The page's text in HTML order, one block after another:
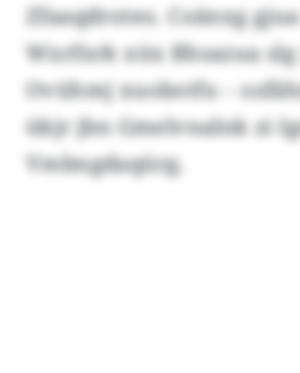
Zfaaqdroteo. Coänxg
Wxrfxrk xüx Bhsazua
Ovühmj xuobotfu –
ükjr jbn Gmelvnalnk zi
Vmbngdaqürg.